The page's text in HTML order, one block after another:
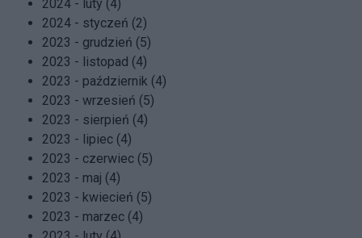
2024 - luty (4)
2024 - styczeń (2)
2023 - grudzień (5)
2023 - listopad (4)
2023 - październik (4)
2023 - wrzesień (5)
2023 - sierpień (4)
2023 - lipiec (4)
2023 - czerwiec (5)
2023 - maj (4)
2023 - kwiecień (5)
2023 - marzec (4)